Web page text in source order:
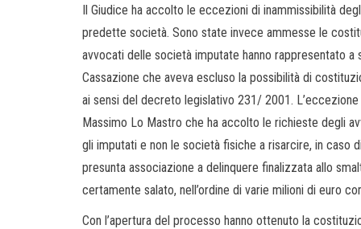
Il Giudice ha accolto le eccezioni di inammissibilità
predette società. Sono state invece ammesse le
avvocati delle società imputate hanno rappresentato
Cassazione che aveva escluso la possibilità di
ai sensi del decreto legislativo 231/ 2001.
Massimo Lo Mastro che ha accolto le richieste degli
gli imputati e non le società fisiche a risarcire, in caso
presunta associazione a delinquere finalizzata allo
certamente salato, nell’ordine di varie milioni di euro
Con l’apertura del processo hanno ottenuto la